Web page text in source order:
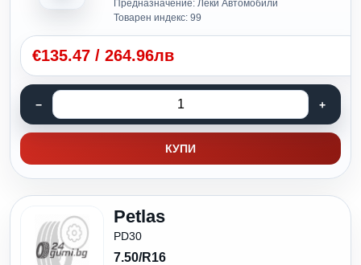
Предназначение: Леки Автомобили
Товарен индекс: 99
€135.47 / 264.96лв
КУПИ
Petlas
PD30
7.50/R16